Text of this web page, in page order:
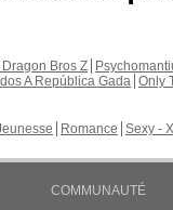
Bros Z
A República Gada Only
Romance Sexy -
COMMUNAUTÉ